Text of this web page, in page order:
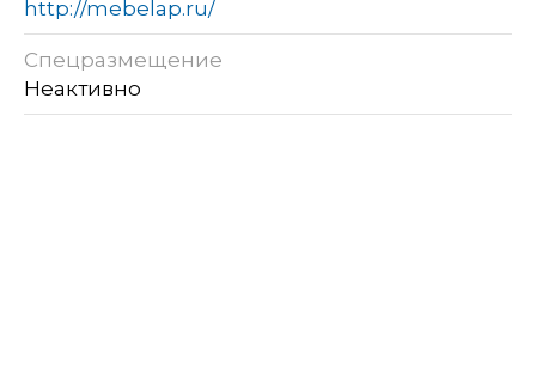
http://mebelap.ru/
Спецразмещение
Неактивно